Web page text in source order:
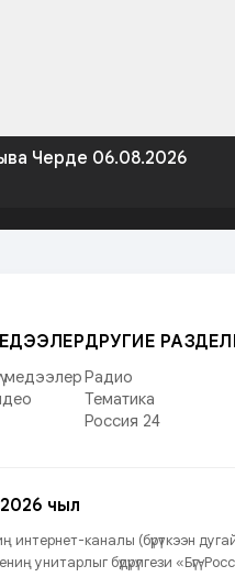
Черде 06.08.2026
медээлер
ДРУГИЕ
Радио
Тематика
Россия 24
чыл
интернет-каналы (бүрүткээн
унитарлыг бүдүрүлгези